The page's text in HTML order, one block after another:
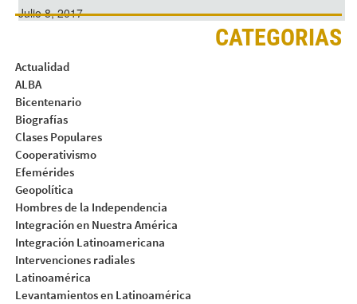
Julio 8, 2017
CATEGORIAS
Actualidad
ALBA
Bicentenario
Biografías
Clases Populares
Cooperativismo
Efemérides
Geopolítica
Hombres de la Independencia
Integración en Nuestra América
Integración Latinoamericana
Intervenciones radiales
Latinoamérica
Levantamientos en Latinoamérica